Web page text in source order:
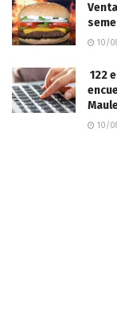
10/
122
10/